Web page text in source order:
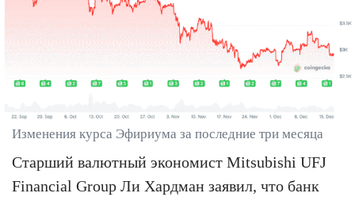
Изменения курса Эфириума за последние три месяца
Старший валютный экономист Mitsubishi UFJ
Financial Group Ли Хардман заявил, что банк